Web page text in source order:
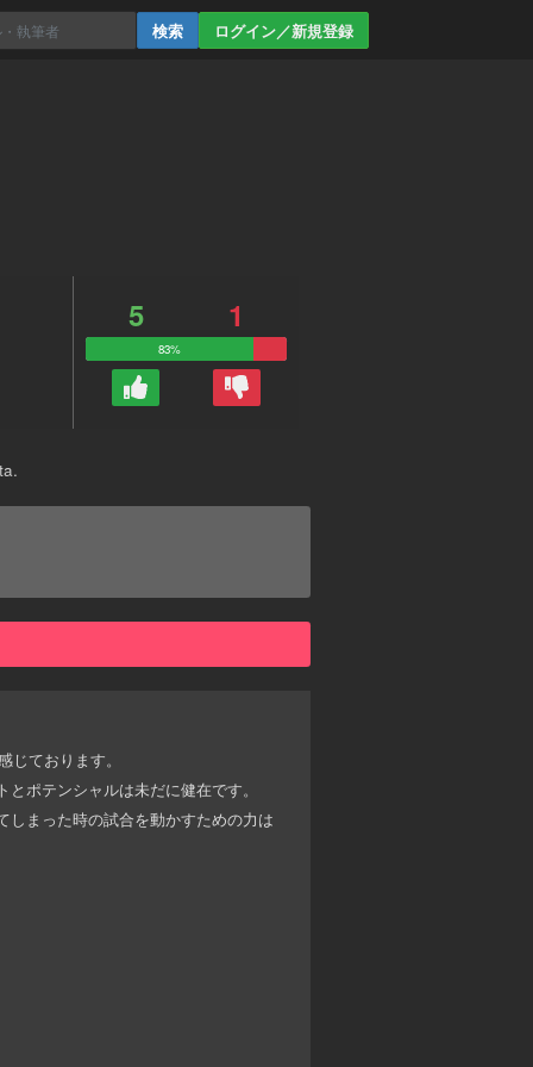
ログイン／新規登録
5 1
83%
ております。
ポテンシャルは未だに健在です。
しまった時の試合を動かすための力は